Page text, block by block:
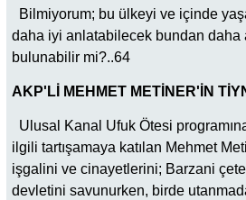
Bilmiyorum; bu ülkeyi ve içinde
daha iyi anlatabilecek bundan daha
bulunabilir mi?..64
AKP'Lİ MEHMET METİNER'İN
Ulusal Kanal Ufuk Ötesi
ilgili tartışamaya katılan Mehmet
işgalini ve cinayetlerini; Barzani
devletini savunurken, birde